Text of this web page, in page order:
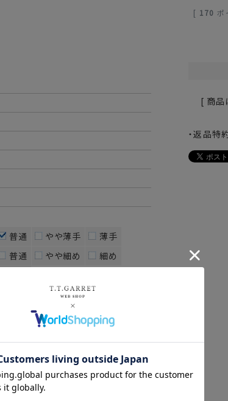
普通 やや薄手
薄手
普通 やや細め
細め
[ 170 ポ
[ 商品
・返品特